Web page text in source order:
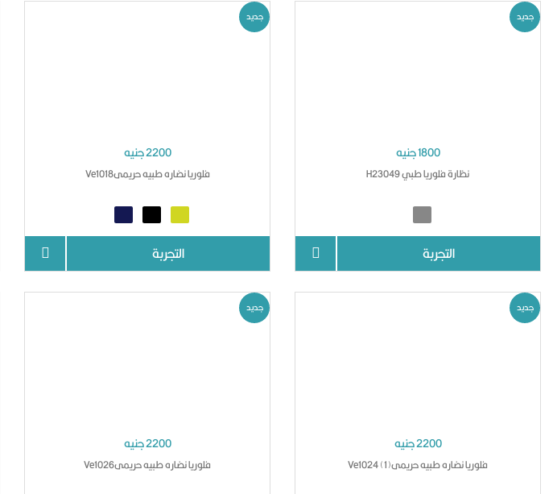
1800 جنيه
نظارة فلوريا طبي H23049
التجربة
جديد
2200 جنيه
فلوريا نضاره طبيه حريمىVe1018
التجربة
جديد
2200 جنيه
فلوريا نضاره طبيه حريمىVe1024 (1)
جديد
2200 جنيه
فلوريا نضاره طبيه حريمىVe1026
جديد